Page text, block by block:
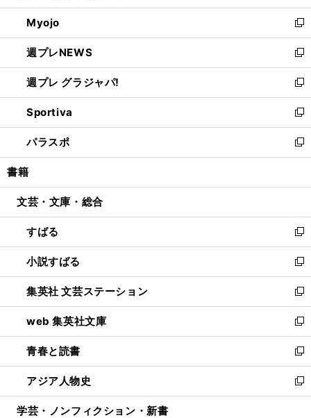
開
く
ウ
で
開
く
ン
ド
ウ
で
開
く
ウ
ィ
ン
ド
ウ
で
開
く
Myojo
新
し
い
ウ
ィ
ン
ド
ウ
で
開
週プレNEWS
新
し
い
ウ
ィ
ン
ド
ウ
開
週プレ グラジャパ!
新
し
い
ウ
ィ
ン
ウ
開
く
Sportiva
新
し
い
ウ
ン
ウ
で
開
く
パラスポ
新
し
ウ
ン
ド
ウ
で
開
く
書籍
文芸・文庫・総合
すばる
新
し
い
ウ
ィ
ン
ド
ウ
で
開
く
小説すばる
新
し
い
ウ
ィ
ン
ド
ウ
で
開
集英社 文芸ステーション
新
し
い
ウ
ィ
ン
ド
ウ
web 集英社文庫
新
し
い
ウ
ィ
ン
青春と読書
新
し
い
ウ
アジア人物史
新
し
学芸・ノンフィクション・新書